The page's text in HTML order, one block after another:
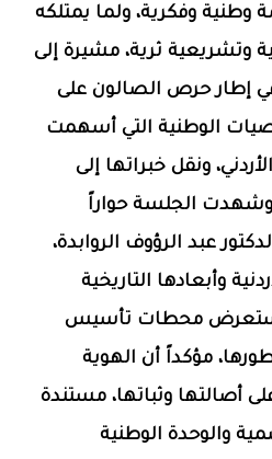
وطنية وفكرية، ولما يمتلكه
وتشريعية ثرية، مشيرة إلى
إطار حرص الصالون على
الوطنية التي أسهمت
ونقل خبراتها إلى
وشهدت الجلسة حواراً
عبد الرؤوف الروابدة،
وأبعادها التاريخية
استعرض محطات تأسيس
مؤكداً أن الهوية
أصالتها وثباتها، مستندة
والوحدة الوطنية